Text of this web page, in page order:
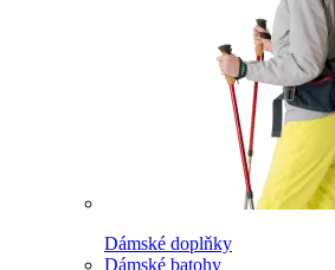
Dámské doplňky
Dámské batohy